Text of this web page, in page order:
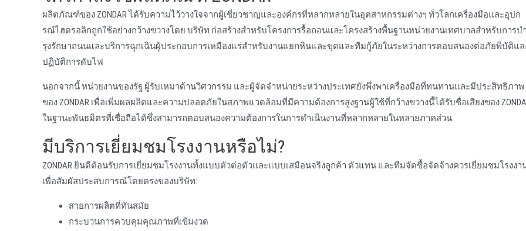
ผลิตภัณฑ์ของ ZONDAR ได้รับความไว้วางใจจากผู้เชี่ยวชาญและองค์กรที่หลากหลายในอุตสาหกรรมต่างๆ ทั่วโลกเครื่องมือและอุปก
รณ์ไฮดรอลิกถูกใช้อย่างกว้างขวางโดย บริษัท ก่อสร้างสําหรับโครงการรื้อถอนและโครงสร้างพื้นฐานหน่วยงานเทศบาลสําหรับการบํ
รุงรักษาถนนและบริการฉุกเฉินผู้ประกอบการเหมืองแร่สําหรับงานแยกหินและขุดและทีมกู้ภัยในระหว่างการตอบสนองต่อภัยพิบัติแล
ปฏิบัติการดับไฟ
นอกจากนี้ หน่วยงานของรัฐ ผู้รับเหมาด้านวิศวกรรม และผู้จัดจําหน่ายระหว่างประเทศยังพึ่งพาเครื่องมือที่ทนทานและมีประสิทธิภาพ
ของ ZONDAR เพื่อเพิ่มผลผลิตและความปลอดภัยในสภาพแวดล้อมที่มีความต้องการสูงฐานผู้ใช้ที่กว้างขวางนี้ได้รับชื่อเสียงของ
ในฐานะพันธมิตรที่เชื่อถือได้ซึ่งสามารถตอบสนองความต้องการในการดําเนินงานที่หลากหลายในหลายภาคส่วน
มีบริการเยี่ยมชมโรงงานหรือไม่?
ZONDAR ยินดีต้อนรับการเยี่ยมชมโรงงานทั้งแบบตัวต่อตัวและแบบเสมือนจริงลูกค้า ตัวแทน และทีมจัดซื้อจัดจ้างควรเยี่ยมชมโรงงา
เพื่อสัมผัสประสบการณ์โดยตรงของบริษัท:
สายการผลิตที่ทันสมัย
กระบวนการควบคุมคุณภาพที่เข้มงวด